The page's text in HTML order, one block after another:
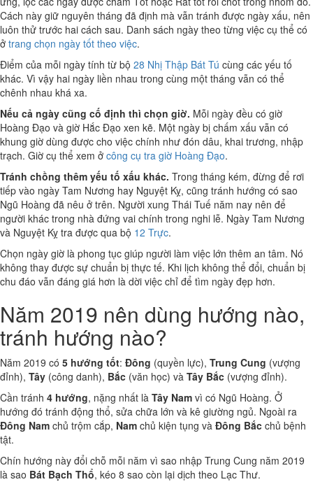
Cách này giữ nguyên tháng đã định mà vẫn tránh được ngày xấu, nên
luôn thử trước hai cách sau. Danh sách ngày theo từng việc cụ thể có
ở trang chọn ngày tốt theo việc.
Điểm của mỗi ngày tính từ bộ 28 Nhị Thập Bát Tú cùng các yếu tố
khác. Vì vậy hai ngày liền nhau trong cùng một tháng vẫn có thể
chênh nhau khá xa.
Nếu cả ngày cũng cố định thì chọn giờ. Mỗi ngày đều có giờ
Hoàng Đạo và giờ Hắc Đạo xen kẽ. Một ngày bị chấm xấu vẫn có
khung giờ dùng được cho việc chính như đón dâu, khai trương, nhập
trạch. Giờ cụ thể xem ở công cụ tra giờ Hoàng Đạo.
Tránh chồng thêm yếu tố xấu khác. Trong tháng kém, đừng để rơi
tiếp vào ngày Tam Nương hay Nguyệt Kỵ, cũng tránh hướng có sao
Ngũ Hoàng đã nêu ở trên. Người xung Thái Tuế năm nay nên để
người khác trong nhà đứng vai chính trong nghi lễ. Ngày Tam Nương
và Nguyệt Kỵ tra được qua bộ 12 Trực.
Chọn ngày giờ là phong tục giúp người làm việc lớn thêm an tâm. Nó
không thay được sự chuẩn bị thực tế. Khi lịch không thể đổi, chuẩn bị
chu đáo vẫn đáng giá hơn là dời việc chỉ để tìm ngày đẹp hơn.
Năm 2019 nên dùng hướng nào,
tránh hướng nào?
Năm 2019 có 5 hướng tốt: Đông (quyền lực), Trung Cung (vượng
đỉnh), Tây (công danh), Bắc (văn học) và Tây Bắc (vượng đỉnh).
Cần tránh 4 hướng, nặng nhất là Tây Nam vì có Ngũ Hoàng. Ở
hướng đó tránh động thổ, sửa chữa lớn và kê giường ngủ. Ngoài ra
Đông Nam chủ trộm cắp, Nam chủ kiện tụng và Đông Bắc chủ bệnh
tật.
Chín hướng này đổi chỗ mỗi năm vì sao nhập Trung Cung năm 2019
là sao Bát Bạch Thổ, kéo 8 sao còn lại dịch theo Lạc Thư.